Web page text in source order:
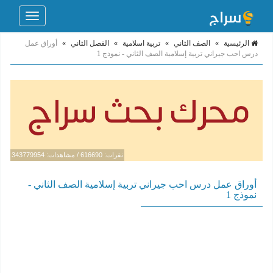
Toggle
الرئيسية » الصف الثاني » تربية اسلامية » الفصل الثاني »
أوراق عمل
درس احب جيراني تربية إسلامية الصف الثاني - نموذج 1
نقرات: 616690 / مشاهدات: 343779954
أوراق عمل درس احب جيراني تربية إسلامية الصف الثاني -
نموذج 1